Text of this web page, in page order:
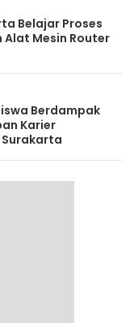
Belajar Proses
Mesin Router
Berdampak
Karier
Surakarta